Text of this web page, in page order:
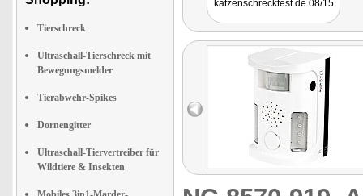
Tierschreck
Ultraschall-Tierschreck mit
Bewegungsmelder
Tierabwehr-Spikes
Dornengitter
Ultraschall-Tiervertreiber für
Wildtiere & Insekten
gegen Katzen geschützt."
katzenschrecktest.de 08/15